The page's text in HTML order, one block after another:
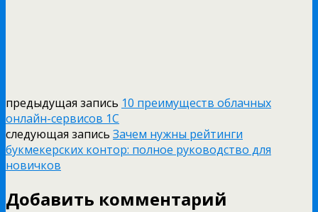
предыдущая запись 10 преимуществ облачных
онлайн-сервисов 1С
следующая запись Зачем нужны рейтинги
букмекерских контор: полное руководство для
новичков
Добавить комментарий